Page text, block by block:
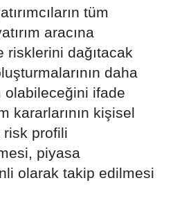
tüm
aracına
risklerini dağıtacak
daha
olabileceğini ifade
kararlarının kişisel
profili
piyasa
olarak takip edilmesi